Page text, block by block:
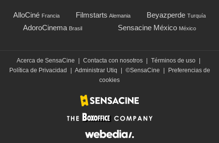
AlloCiné Francia Filmstarts Alemania Beyazperde Turquía
AdoroCinema Brasil Sensacine México México
Acerca de SensaCine Contacta con nosotros Términos de uso
Política de Privacidad
Administrar Utiq ©SensaCine
Preferencias de
cookies